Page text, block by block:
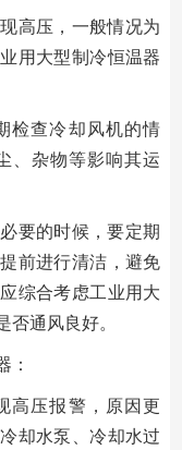
高压，一般情况为
用大型制冷恒温器
检查冷却风机的情
、杂物等影响其运
要的时候，要定期
前进行清洁，避免
综合考虑工业用大
通风良好。
：
高压报警，原因更
却水泵、冷却水过